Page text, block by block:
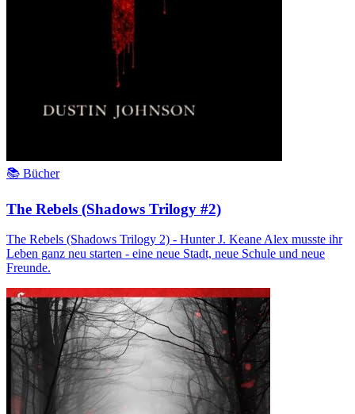
📚 Bücher
The Rebels (Shadows Trilogy #2)
The Rebels (Shadows Trilogy 2) - Hunter J. Keane Alex musste ihr
Leben ganz neu starten - eine neue Stadt, neue Schule und neue
Freunde.